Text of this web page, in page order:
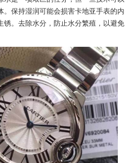
。保持湿润可能会损害卡地亚手表的内
锈。去除水分，防止水分繁殖，以避免